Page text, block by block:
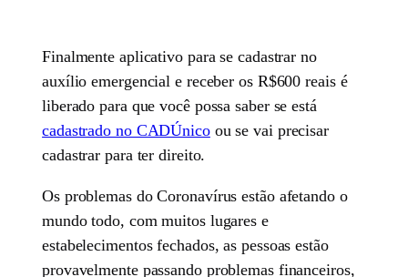
Finalmente aplicativo para se cadastrar no
auxílio emergencial e receber os R$600 reais é
liberado para que você possa saber se está
cadastrado no CADÚnicoou se vai precisar
cadastrar para ter direito.
Os problemas do Coronavírus estão afetando o
mundo todo, com muitos lugares e
estabelecimentos fechados, as pessoas estão
provavelmente passando problemas financeiros,